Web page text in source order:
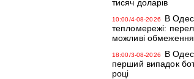
тисяч доларів
10:00/4-08-2026
В
тепломережі:
можливі
18:00/3-08-2026
В
перший випадок
році